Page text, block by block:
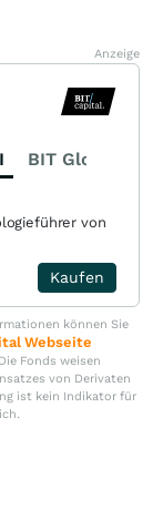
Anzeige
BIT Global
von
Kaufen
können Sie
Webseite
Fonds weisen
von Derivaten
ist kein Indikator für